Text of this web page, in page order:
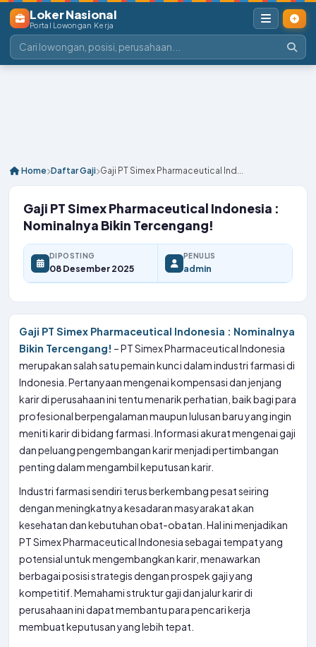
Loker Nasional
Portal Lowongan Kerja
Home Daftar Gaji Gaji PT Simex Pharmaceutical Ind...
Gaji PT Simex Pharmaceutical Indonesia :
Nominalnya Bikin Tercengang!
DIPOSTING
08 Desember 2025
PENULIS
admin
Gaji PT Simex Pharmaceutical Indonesia : Nominalnya
Bikin Tercengang! – PT Simex Pharmaceutical Indonesia
merupakan salah satu pemain kunci dalam industri farmasi di
Indonesia. Pertanyaan mengenai kompensasi dan jenjang
karir di perusahaan ini tentu menarik perhatian, baik bagi para
profesional berpengalaman maupun lulusan baru yang ingin
meniti karir di bidang farmasi. Informasi akurat mengenai gaji
dan peluang pengembangan karir menjadi pertimbangan
penting dalam mengambil keputusan karir.
Industri farmasi sendiri terus berkembang pesat seiring
dengan meningkatnya kesadaran masyarakat akan
kesehatan dan kebutuhan obat-obatan. Hal ini menjadikan
PT Simex Pharmaceutical Indonesia sebagai tempat yang
potensial untuk mengembangkan karir, menawarkan
berbagai posisi strategis dengan prospek gaji yang
kompetitif. Memahami struktur gaji dan jalur karir di
perusahaan ini dapat membantu para pencari kerja
membuat keputusan yang lebih tepat.